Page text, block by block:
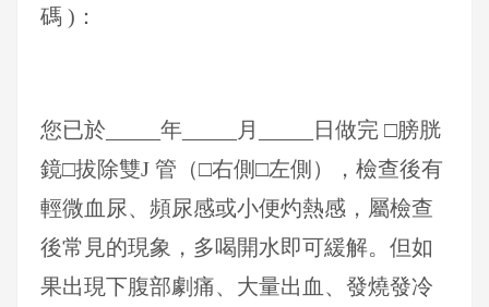
碼 )：
您已於_____年_____月_____日做完 □膀胱
鏡□拔除雙J 管（□右側□左側），檢查後有
輕微血尿、頻尿感或小便灼熱感，屬檢查
後常見的現象，多喝開水即可緩解。但如
果出現下腹部劇痛、大量出血、發燒發冷